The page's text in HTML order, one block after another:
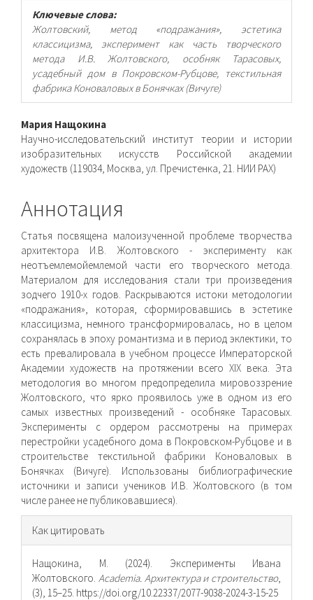
Ключевые слова:
Жолтовский, метод «подражания», эстетика
классицизма, эксперимент как часть творческого
метода И.В. Жолтовского, особняк Тарасовых,
усадебный дом в Покровском-Рубцове, текстильная
фабрика Коноваловых в Бонячках (Вичуге)
Основное
содержимое
статьи
Мария Нащокина
Научно-исследовательский институт теории и истории
изобразительных искусств Российской академии
художеств (119034, Москва, ул. Пречистенка, 21. НИИ РАХ)
Аннотация
Статья посвящена малоизученной проблеме творчества
архитектора И.В. Жолтовского - эксперименту как
неотъемлемой­емлемой части его творческого метода.
Материалом для исследования стали три произведения
зодчего 1910-х годов. Раскрываются истоки методологии
«подражания», которая, сформировавшись в эстетике
классицизма, немного трансформировалась, но в целом
сохранялась в эпоху романтизма и в период эклектики, то
есть превалировала в учебном процессе Императорской
Академии худо­жеств на протяжении всего XIX века. Эта
методология во многом предопределила мировоззрение
Жолтовского, что ярко проявилось уже в одном из его
самых известных произведений - особняке Тарасовых.
Эксперименты с ордером рассмотрены на примерах
перестройки усадебного дома в Покровском-Рубцове и в
строительстве текстильной фабрики Коноваловых в
Бонячках (Вичуге). Использованы библиографические
источники и записи учеников И.В. Жолтовского (в том
числе ранее не публиковавшиеся).
Информация
о статье
Как цитировать
Нащокина, М. (2024). Эксперименты Ивана
Жолтовского. Academia. Архитектура и строительство,
(3), 15–25. https://doi.org/10.22337/2077-9038-2024-3-15-25